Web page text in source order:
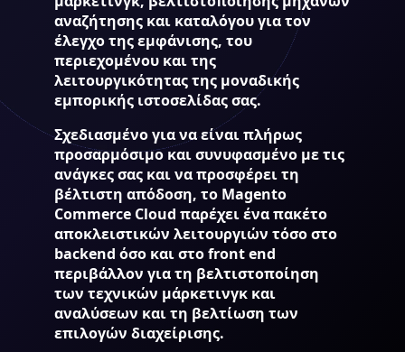
αναζήτησης και καταλόγου για τον
έλεγχο της εμφάνισης, του
περιεχομένου και της
λειτουργικότητας της μοναδικής
εμπορικής ιστοσελίδας σας.
Σχεδιασμένο για να είναι πλήρως
προσαρμόσιμο και συνυφασμένο με τις
ανάγκες σας και να προσφέρει τη
βέλτιστη απόδοση, το Magento
Commerce Cloud παρέχει ένα πακέτο
αποκλειστικών λειτουργιών τόσο στο
backend όσο και στο front end
περιβάλλον για τη βελτιστοποίηση
των τεχνικών μάρκετινγκ και
αναλύσεων και τη βελτίωση των
επιλογών διαχείρισης.